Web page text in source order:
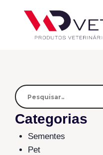
Categorias
Sementes
Pet